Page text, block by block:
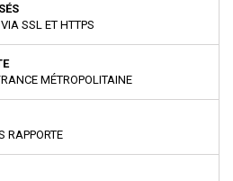
SSL ET HTTPS
MÉTROPOLITAINE
RAPPORTE